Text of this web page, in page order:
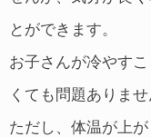
とができます。
お子さんが冷やす
くても問題ありませ
ただし、体温が上